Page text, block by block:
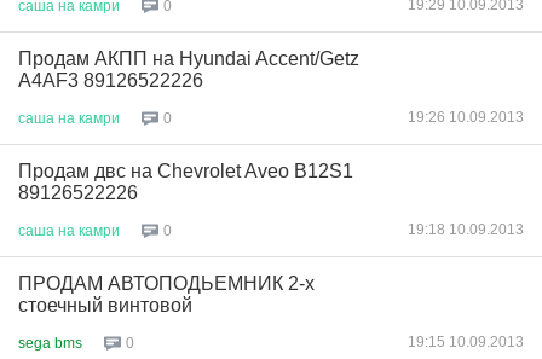
саша на камри 0 19:29 10.09.2013
Продам АКПП на Hyundai Accent/Getz
A4AF3 89126522226
саша на камри 0 19:26 10.09.2013
Продам двс на Chevrolet Aveo B12S1
89126522226
саша на камри 0 19:18 10.09.2013
ПРОДАМ АВТОПОДЬЕМНИК 2-х
стоечный винтовой
sega bms 0 19:15 10.09.2013